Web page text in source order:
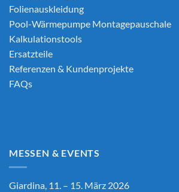
Folienauskleidung
Pool-Wärmepumpe Montagepauschale
Kalkulationstools
Ersatzteile
Referenzen & Kundenprojekte
FAQs
MESSEN & EVENTS
Giardina, 11. – 15. März 2026